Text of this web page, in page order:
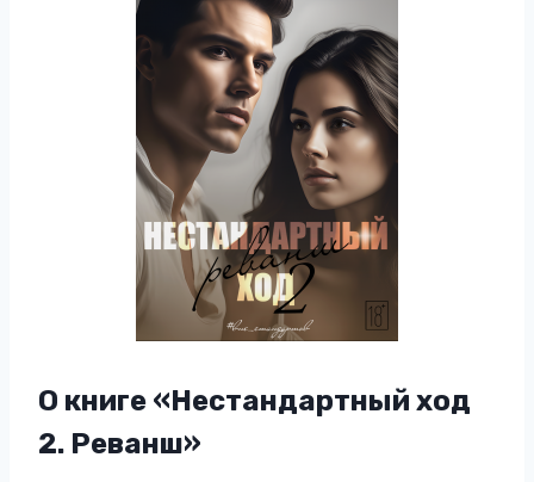
О книге «Нестандартный ход
2. Реванш»